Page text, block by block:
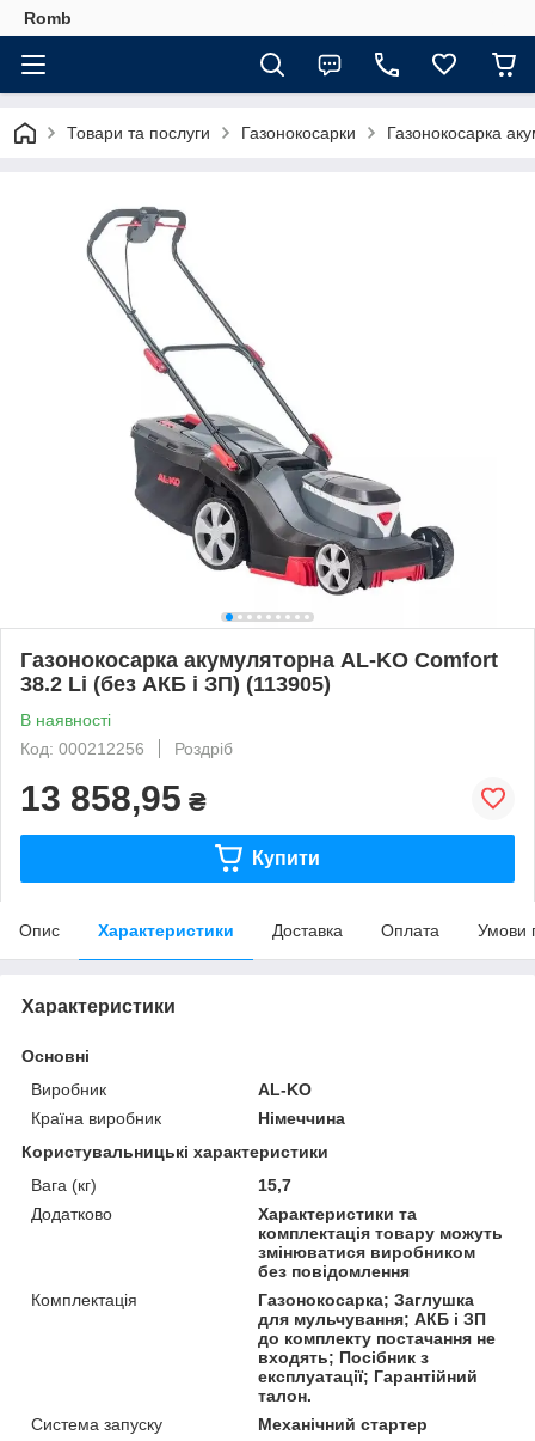
Romb
Товари та послуги Газонокосарки Газонокосарка
Газонокосарка акумуляторна AL-KO Comfort
38.2 Li (без АКБ і ЗП) (113905)
В наявності
Код: 000212256
Роздріб
13 858,95 ₴
Купити
Опис Характеристики Доставка Оплата Умови
Характеристики
Основні
Виробник
AL-KO
Країна виробник
Німеччина
Користувальницькі характеристики
Вага (кг)
15,7
Додатково
Характеристики та
комплектація товару можуть
змінюватися виробником
без повідомлення
Комплектація
Газонокосарка; Заглушка
для мульчування; АКБ і ЗП
до комплекту постачання не
входять; Посібник з
експлуатації; Гарантійний
талон.
Система запуску
Механічний стартер